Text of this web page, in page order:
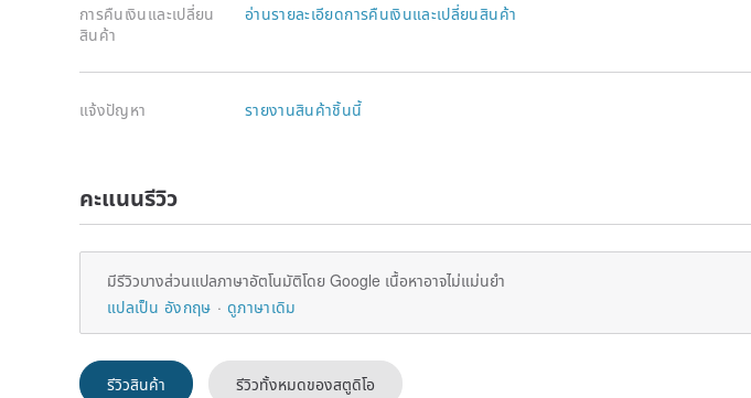
การคืนเงินและเปลี่ยน
สินค้า
อ่านรายละเอียดการคืนเงินและเปลี่ยนสินค้า
แจ้งปัญหา รายงานสินค้าชิ้นนี้
คะแนนรีวิว
มีรีวิวบางส่วนแปลภาษาอัตโนมัติโดย Google เนื้อหาอาจไม่แม่นยำ
แปลเป็น อังกฤษ
ดูภาษาเดิม
รีวิวสินค้า รีวิวทั้งหมดของสตูดิโอ